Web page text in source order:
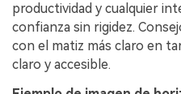
productividad y cualquier
confianza sin rigidez.
con el matiz más claro en
claro y accesible.